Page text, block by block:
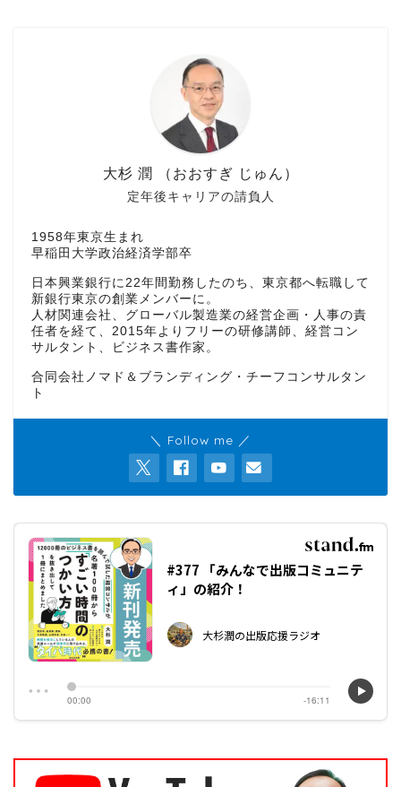
定年後キャリアの請負人
大杉 潤 （おおすぎ じゅん）
1958年東京生まれ
早稲田大学政治経済学部卒
日本興業銀行に22年間勤務したのち、東京都へ転職して
新銀行東京の創業メンバーに。
人材関連会社、グローバル製造業の経営企画・人事の責
任者を経て、2015年よりフリーの研修講師、経営コン
サルタント、ビジネス書作家。
合同会社ノマド＆ブランディング・チーフコンサルタン
ト
＼ Follow me ／